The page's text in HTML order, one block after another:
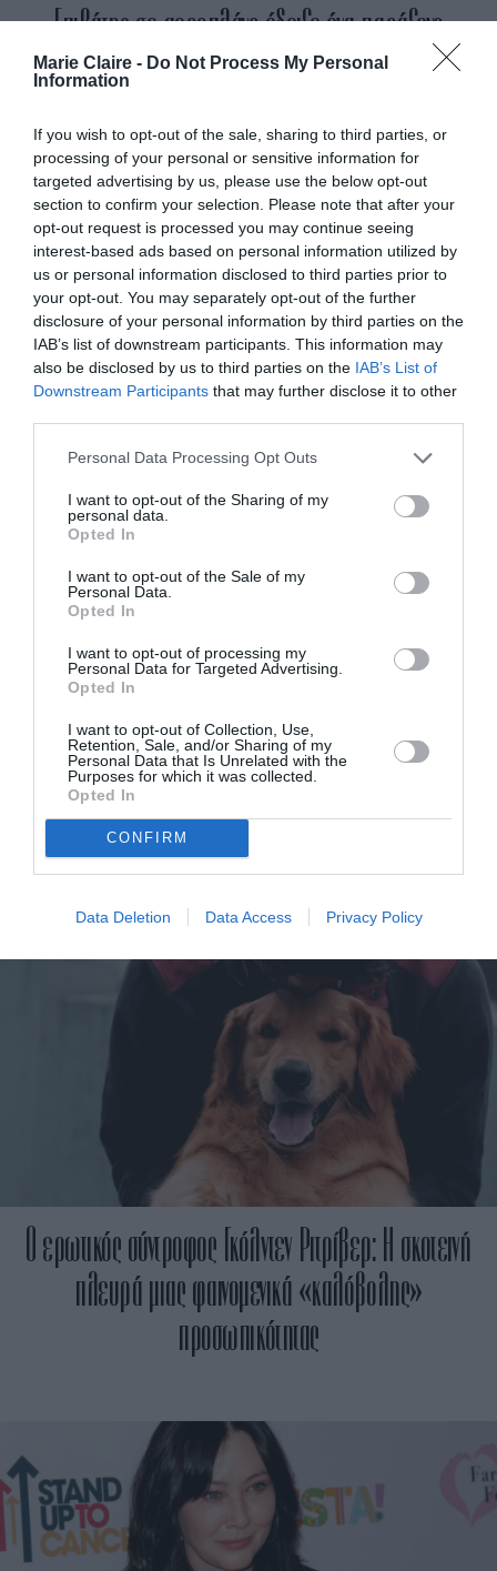
Marie Claire - Do Not Process My Personal
Information
If you wish to opt-out of the sale, sharing to third parties, or
processing of your personal or sensitive information for
targeted advertising by us, please use the below opt-out
section to confirm your selection. Please note that after your
opt-out request is processed you may continue seeing
interest-based ads based on personal information utilized by
us or personal information disclosed to third parties prior to
your opt-out. You may separately opt-out of the further
disclosure of your personal information by third parties on the
IAB’s list of downstream participants. This information may
also be disclosed by us to third parties on the IAB’s List of
Downstream Participants that may further disclose it to other
Personal Data Processing Opt Outs
I want to opt-out of the Sharing of my
personal data.
Opted In
I want to opt-out of the Sale of my
Personal Data.
Opted In
I want to opt-out of processing my
Personal Data for Targeted Advertising.
Opted In
I want to opt-out of Collection, Use,
Retention, Sale, and/or Sharing of my
Personal Data that Is Unrelated with the
Purposes for which it was collected.
Opted In
CONFIRM
Data Deletion Data Access Privacy Policy
Επιβάτης σε αεροπλάνο έδειξε ένα παράξενο
μήνυμα σε TikToker, όταν η σύντροφός του
By Mcteam
ADVERTISEMENT - CONTINUE READING BELOW
«Τα σημάδια που μαρτυρούσαν απιστία και εγώ τα
αγνοούσα»
O ερωτικός σύντροφος Γκόλντεν Ριτρίβερ: Η σκοτεινή
πλευρά μιας φαινομενικά «καλόβολης»
προσωπικότητας